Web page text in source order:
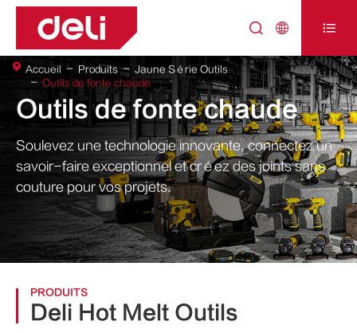
  
Outils de fonte chaude
Soulevez une technologie innovante, connectez un
savoir-faire exceptionnel et créez des joints sans
couture pour vos projets.
Accueil Produits
Jaune Série Outils
Outils de fonte chaude
PRODUITS
Deli Hot Melt Outils